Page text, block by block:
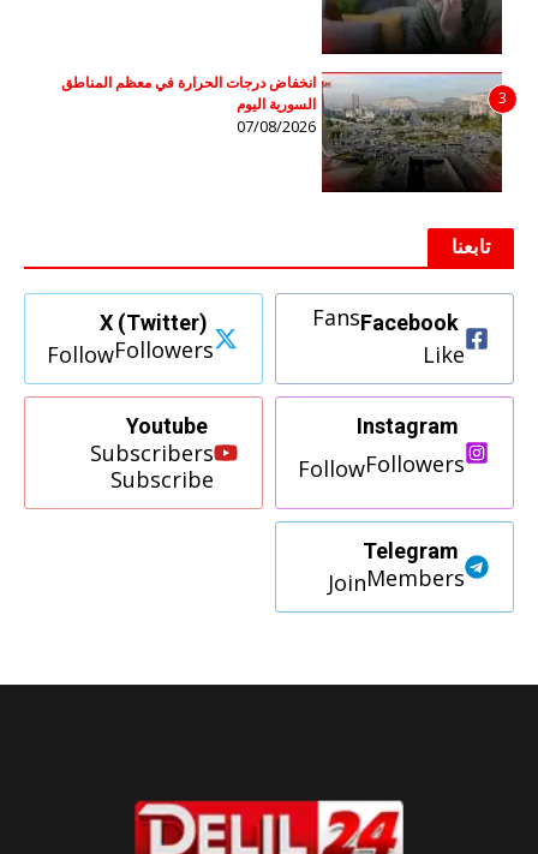
3
انخفاض درجات الحرارة في معظم المناطق
السورية اليوم
07/08/2026
تابعنا
Facebook
Fans
Like
X (Twitter)
Followers
Follow
Instagram
Followers
Follow
Youtube
Subscribers
Subscribe
Telegram
Members
Join